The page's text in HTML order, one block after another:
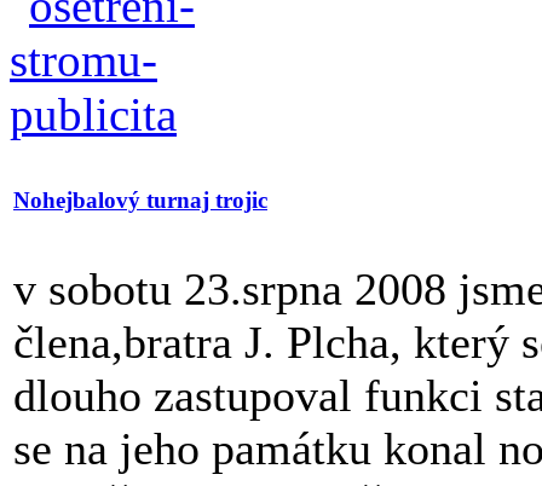
Nohejbalový turnaj trojic
v sobotu 23.srpna 2008
člena,bratra J. Plcha, který
dlouho zastupoval funkci
se na jeho památku konal